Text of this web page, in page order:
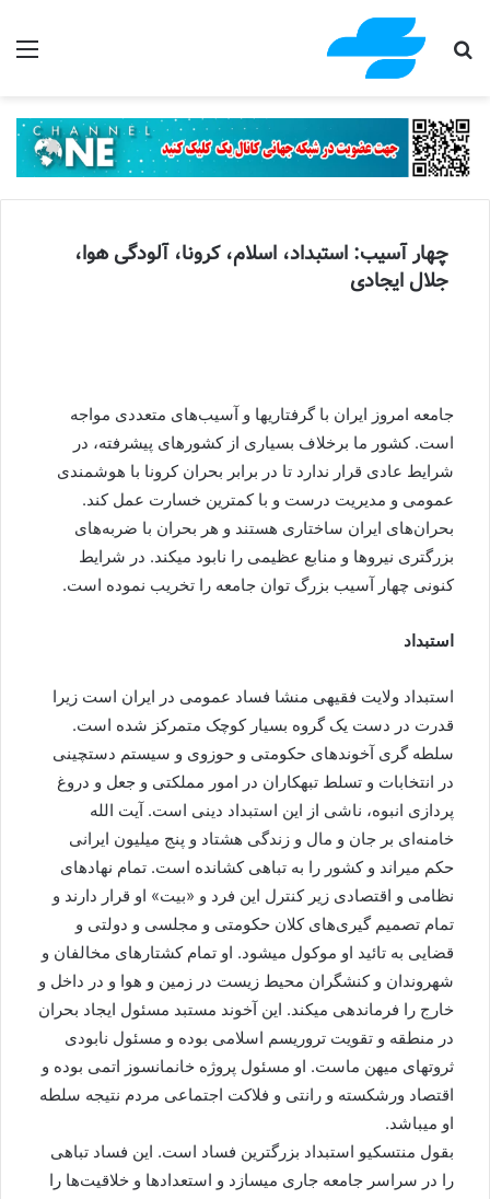
جستجو برای
چهار آسیب: استبداد، اسلام، کرونا، آلودگی هوا،
جلال ایجادی
جامعه امروز ایران با گرفتاریها و آسیب‌های متعددی مواجه
است. کشور ما برخلاف بسیاری از کشورهای پیشرفته، در
شرایط عادی قرار ندارد تا در برابر بحران کرونا با هوشمندی
عمومی و مدیریت درست و با کمترین خسارت عمل کند.
بحران‌های ایران ساختاری هستند و هر بحران با ضربه‌های
بزرگتری نیروها و منابع عظیمی را نابود میکند. در شرایط
کنونی چهار آسیب بزرگ توان جامعه را تخریب نموده است.
استبداد
استبداد ولایت فقیهی منشا فساد عمومی در ایران است زیرا
قدرت در دست یک گروه بسیار کوچک متمرکز شده است.
سلطه گری آخوندهای حکومتی و حوزوی و سیستم دستچینی
در انتخابات و تسلط تبهکاران در امور مملکتی و جعل و دروغ
پردازی انبوه، ناشی از این استبداد دینی است. آیت الله
خامنه‌ای بر جان و مال و زندگی هشتاد و پنج میلیون ایرانی
حکم میراند و کشور را به تباهی کشانده است. تمام نهادهای
نظامی و اقتصادی زیر کنترل این فرد و «بیت» او قرار دارند و
تمام تصمیم گیری‌های کلان حکومتی و مجلسی و دولتی و
قضایی به تائید او موکول میشود. او تمام کشتارهای مخالفان و
شهروندان و کنشگران محیط زیست در زمین و هوا و در داخل و
خارج را فرماندهی میکند. این آخوند مستبد مسئول ایجاد بحران
در منطقه و تقویت تروریسم اسلامی بوده و مسئول نابودی
ثروتهای میهن ماست. او مسئول پروژه خانمانسوز اتمی بوده و
اقتصاد ورشکسته و رانتی و فلاکت اجتماعی مردم نتیجه سلطه
او میباشد.
بقول منتسکیو استبداد بزرگترین فساد است. این فساد تباهی
را در سراسر جامعه جاری میسازد و استعدادها و خلاقیت‌ها را